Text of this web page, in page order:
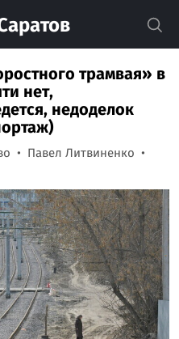
трамвая» в
нет,
недоделок
Павел Литвиненко